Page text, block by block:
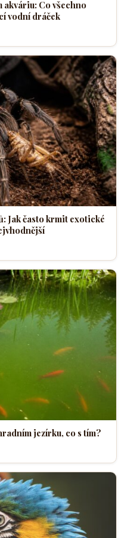
akváriu: Co všechno
vodní dráček
Jak často krmit exotické
jezírku, co s tím?